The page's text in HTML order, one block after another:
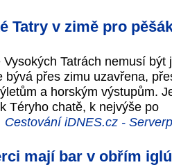
Tatry v zimě pro
Vysokých Tatrách nemusí
bývá přes zimu uzavřena,
a horským výstupům.
Téryho chatě, k nejvýše po
Cestování iDNES.cz -
mají bar v obřím iglú